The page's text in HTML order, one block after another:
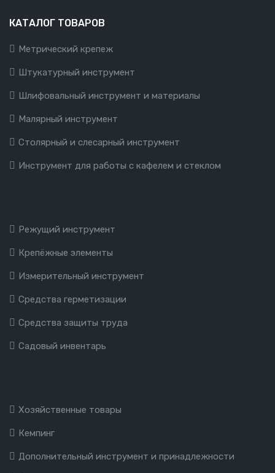
КАТАЛОГ ТОВАРОВ
Метрический крепеж
Штукатурный инструмент
Шлифовальный инструмент и материалы
Малярный инструмент
Столярный и слесарный инструмент
Инструмент для работы с кафелем и стеклом
Режущий инструмент
Крепёжные элементы
Измерительный инструмент
Средства герметизации
Средства защиты труда
Садовый инвентарь
Хозяйственные товары
Кемпинг
Дополнительный инструмент и принадлежности